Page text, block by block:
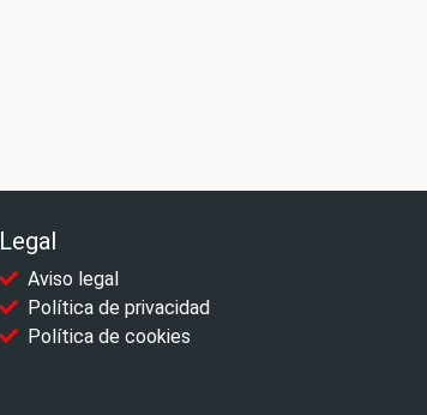
Legal
Aviso legal
Política de privacidad
Política de cookies